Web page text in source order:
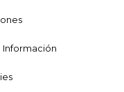
Información